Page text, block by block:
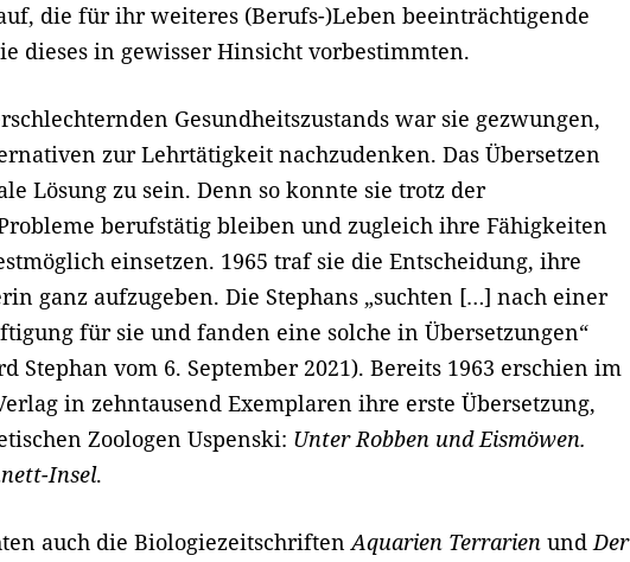
die für ihr weiteres (Berufs-)Leben beeinträchtigende
dieses in gewisser Hinsicht vorbestimmten.
Gesundheitszustands war sie gezwungen,
zur Lehrtätigkeit nachzudenken. Das Übersetzen
Lösung zu sein. Denn so konnte sie trotz der
berufstätig bleiben und zugleich ihre Fähigkeiten
einsetzen. 1965 traf sie die Entscheidung, ihre
ganz aufzugeben. Die Stephans „suchten […] nach einer
für sie und fanden eine solche in Übersetzungen“
Stephan vom 6. September 2021). Bereits 1963 erschien im
in zehntausend Exemplaren ihre erste Übersetzung,
Zoologen Uspenski: Unter Robben und Eismöwen.
Insel.
auch die BiologiezeitschriftenAquarien Terrarien undDer